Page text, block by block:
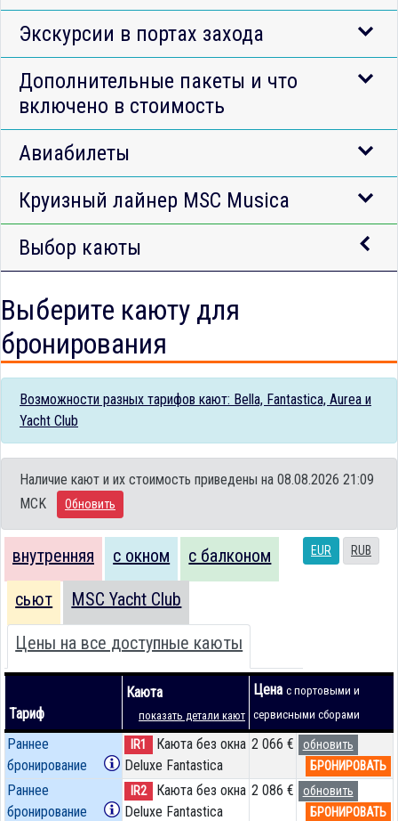
Экскурсии в портах захода
Дополнительные пакеты и что
включено в стоимость
Авиабилеты
Круизный лайнер MSC Musica
Выбор каюты
Выберите каюту для
бронирования
Возможности разных тарифов кают: Bella, Fantastica, Aurea и
Yacht Club
Наличие кают и их стоимость приведены на 08.08.2026 21:09
MCK
Обновить
EUR RUB
внутренняя с окном с балконом
сьют MSC Yacht Club
Цены на все доступные каюты
Тариф
Каюта
показать детали кают
Цена с портовыми и
сервисными сборами
Раннее
бронирование
IR1
Каюта без окна
Deluxe Fantastica
2 066 €
обновить
БРОНИРОВАТЬ
Раннее
бронирование
IR2
Каюта без окна
Deluxe Fantastica
2 086 €
обновить
БРОНИРОВАТЬ